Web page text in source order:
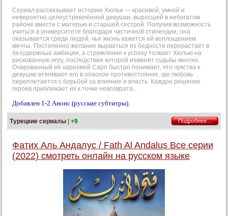
Сериал рассказывает историю Хюльи — красивой, умной и
невероятно целеустремлённой девушки, выросшей в небогатом
районе вместе с матерью и старшей сестрой. Получив возможность
учиться в университете благодаря частичной стипендии, она
оказывается среди людей, чья жизнь кажется ей воплощением
мечты. Постепенно желание вырваться из бедности перерастает в
безудержные амбиции, а стремление к успеху толкает Хюлью на
рискованную игру, последствия которой изменят судьбы многих.
Очарованный её харизмой Сарп быстро понимает, что чувства к
девушке втягивают его в опасное противостояние, где любовь
переплетается с борьбой за влияние и власть. Каждое решение
героев приближает их к точке невозврата...
Добавлен 1-2 Анонс (русские субтитры).
Турецкие сериалы | +9 Подробнее...
Фатих Аль Андалус / Fath Al Andalus Все серии
(2022) смотреть онлайн на русском языке